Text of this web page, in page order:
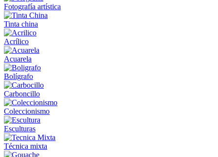
Fotografía artística
Tinta china
Acrílico
Acuarela
Bolígrafo
Carboncillo
Coleccionismo
Esculturas
Técnica mixta